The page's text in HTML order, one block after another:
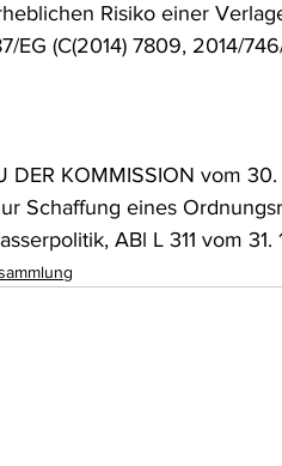
Risiko einer
EG (C(2014) 7809, 2014/
DER KOMMISSION vom
Schaffung eines
ABl L 311 vom 31.